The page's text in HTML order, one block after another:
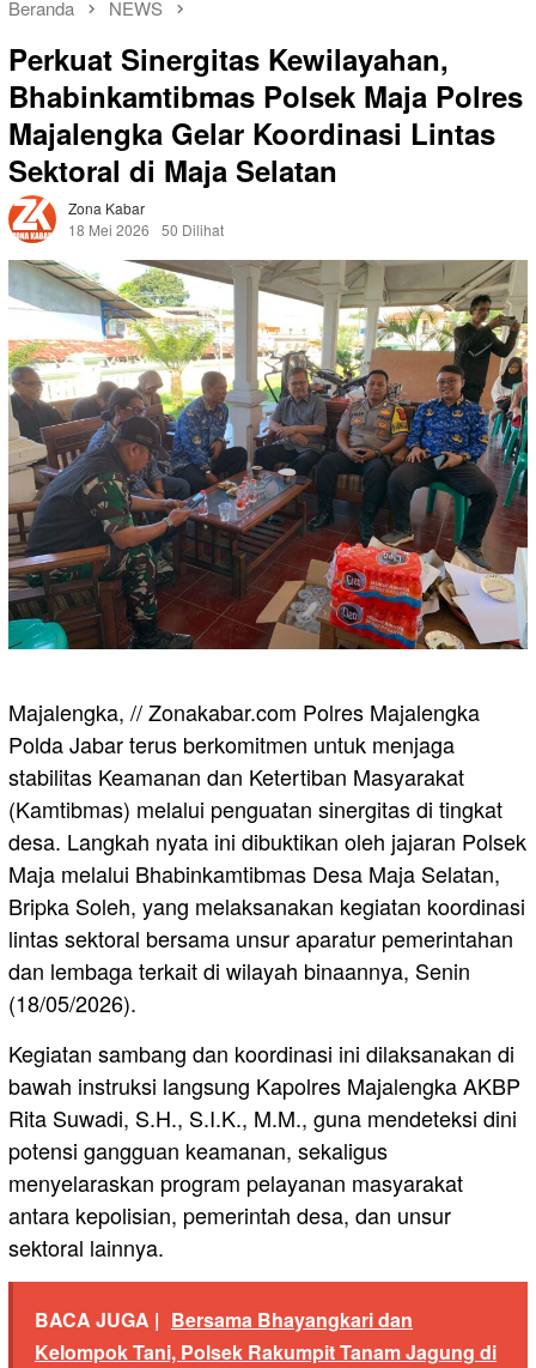
Beranda NEWS
Perkuat Sinergitas Kewilayahan,
Bhabinkamtibmas Polsek Maja Polres
Majalengka Gelar Koordinasi Lintas
Sektoral di Maja Selatan
Zona Kabar
18 Mei 2026
50 Dilihat
Majalengka, // Zonakabar.com Polres Majalengka
Polda Jabar terus berkomitmen untuk menjaga
stabilitas Keamanan dan Ketertiban Masyarakat
(Kamtibmas) melalui penguatan sinergitas di tingkat
desa. Langkah nyata ini dibuktikan oleh jajaran Polsek
Maja melalui Bhabinkamtibmas Desa Maja Selatan,
Bripka Soleh, yang melaksanakan kegiatan koordinasi
lintas sektoral bersama unsur aparatur pemerintahan
dan lembaga terkait di wilayah binaannya, Senin
(18/05/2026).
Kegiatan sambang dan koordinasi ini dilaksanakan di
bawah instruksi langsung Kapolres Majalengka AKBP
Rita Suwadi, S.H., S.I.K., M.M., guna mendeteksi dini
potensi gangguan keamanan, sekaligus
menyelaraskan program pelayanan masyarakat
antara kepolisian, pemerintah desa, dan unsur
sektoral lainnya.
BACA JUGA | Bersama Bhayangkari dan
Kelompok Tani, Polsek Rakumpit Tanam Jagung di